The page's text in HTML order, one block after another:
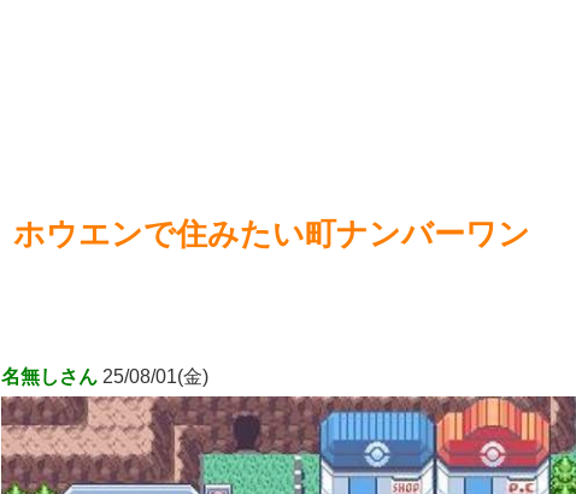
ホウエンで住みたい町ナンバーワン
名無しさん 25/08/01(金)